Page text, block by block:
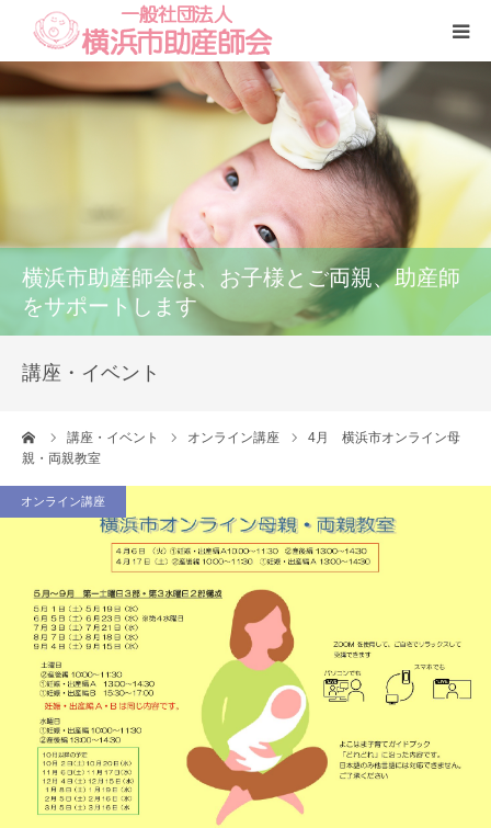
横浜市助産師会は、お子様とご両親、助産師
をサポートします
講座・イベント
講座・イベント オンライン講座
4月 横浜市オンライン母
親・両親教室
オンライン講座
Home
養成講座
研修
ブログ
お問合せ